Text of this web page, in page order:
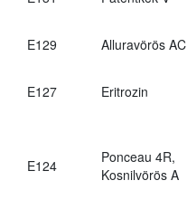
E129 Alluravörös AC
E127
Eritrozin
E124
Ponceau 4R,
Kosnilvörös A